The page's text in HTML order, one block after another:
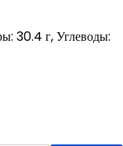
30.4 г, Углеводы: